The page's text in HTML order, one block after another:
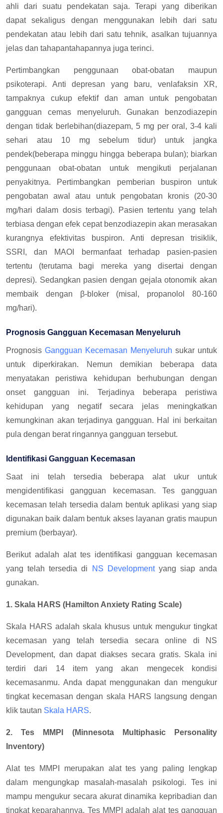
ahli dari suatu pendekatan saja. Terapi yang diberikan
dapat sekaligus dengan menggunakan lebih dari satu
pendekatan atau lebih dari satu tehnik, asalkan tujuannya
jelas dan tahapantahapannya juga terinci.
Pertimbangkan penggunaan obat-obatan maupun
psikoterapi. Anti depresan yang baru, venlafaksin XR,
tampaknya cukup efektif dan aman untuk pengobatan
gangguan cemas menyeluruh. Gunakan benzodiazepin
dengan tidak berlebihan(diazepam, 5 mg per oral, 3-4 kali
sehari atau 10 mg sebelum tidur) untuk jangka
pendek(beberapa minggu hingga beberapa bulan); biarkan
penggunaan obat-obatan untuk mengikuti perjalanan
penyakitnya. Pertimbangkan pemberian buspiron untuk
pengobatan awal atau untuk pengobatan kronis (20-30
mg/hari dalam dosis terbagi). Pasien tertentu yang telah
terbiasa dengan efek cepat benzodiazepin akan merasakan
kurangnya efektivitas buspiron. Anti depresan trisiklik,
SSRI, dan MAOI bermanfaat terhadap pasien-pasien
tertentu (terutama bagi mereka yang disertai dengan
depresi). Sedangkan pasien dengan gejala otonomik akan
membaik dengan β-bloker (misal, propanolol 80-160
mg/hari).
Prognosis Gangguan Kecemasan Menyeluruh
Prognosis Gangguan Kecemasan Menyeluruh sukar untuk
untuk diperkirakan. Nemun demikian beberapa data
menyatakan peristiwa kehidupan berhubungan dengan
onset gangguan ini. Terjadinya beberapa peristiwa
kehidupan yang negatif secara jelas meningkatkan
kemungkinan akan terjadinya gangguan. Hal ini berkaitan
pula dengan berat ringannya gangguan tersebut.
Identifikasi Gangguan Kecemasan
Saat ini telah tersedia beberapa alat ukur untuk
mengidentifikasi gangguan kecemasan. Tes gangguan
kecemasan telah tersedia dalam bentuk aplikasi yang siap
digunakan baik dalam bentuk akses layanan gratis maupun
premium (berbayar).
Berikut adalah alat tes identifikasi gangguan kecemasan
yang telah tersedia di
NS Developmentyang siap anda
gunakan.
1. Skala HARS (Hamilton Anxiety Rating Scale)
Skala HARS adalah skala khusus untuk mengukur tingkat
kecemasan yang telah tersedia secara online di NS
Development, dan dapat diakses secara gratis. Skala ini
terdiri dari 14 item yang akan mengecek kondisi
kecemasanmu. Anda dapat menggunakan dan mengukur
tingkat kecemasan dengan skala HARS langsung dengan
klik tautan Skala HARS.
2. Tes MMPI (Minnesota Multiphasic Personality
Inventory)
Alat tes MMPI merupakan alat tes yang paling lengkap
dalam mengungkap masalah-masalah psikologi. Tes ini
mampu mengukur secara akurat dinamika kepribadian dan
tingkat keparahannya. Tes MMPI adalah alat tes gangguan